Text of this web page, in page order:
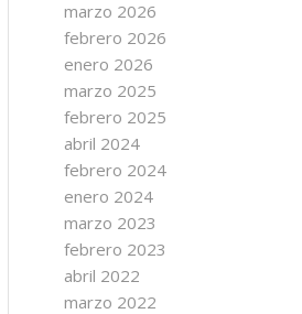
marzo 2026
febrero 2026
enero 2026
marzo 2025
febrero 2025
abril 2024
febrero 2024
enero 2024
marzo 2023
febrero 2023
abril 2022
marzo 2022